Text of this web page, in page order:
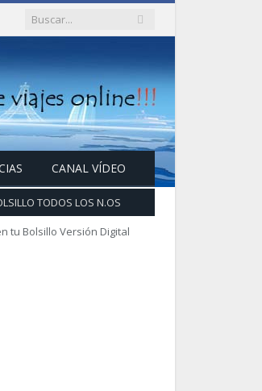
CANAL VÍDEO
TODOS LOS N.OS
tu Bolsillo Versión Digital